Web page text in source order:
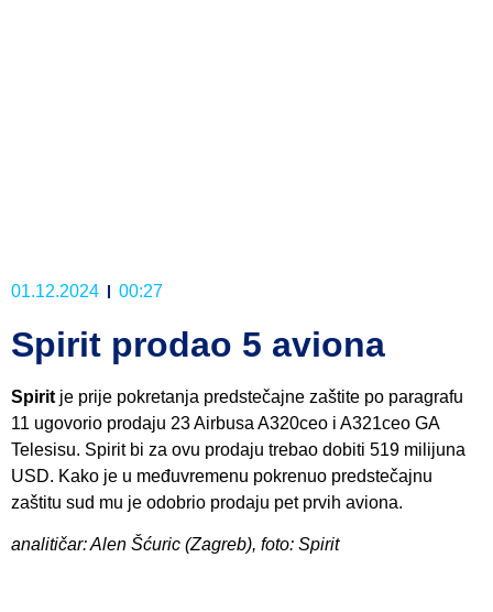
01.12.2024 00:27
Spirit prodao 5 aviona
Spirit je prije pokretanja predstečajne zaštite po paragrafu
11 ugovorio prodaju 23 Airbusa A320ceo i A321ceo GA
Telesisu. Spirit bi za ovu prodaju trebao dobiti 519 milijuna
USD. Kako je u međuvremenu pokrenuo predstečajnu
zaštitu sud mu je odobrio prodaju pet prvih aviona.
analitičar: Alen Šćuric (Zagreb), foto: Spirit